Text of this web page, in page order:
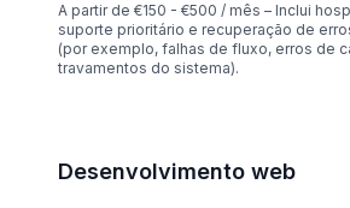
A partir de €150 - €500 / mês – Inclui
suporte prioritário e recuperação de
(por exemplo, falhas de fluxo, erros de
travamentos do sistema).
Desenvolvimento web